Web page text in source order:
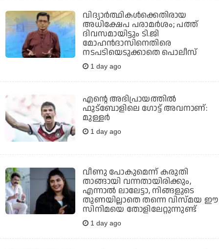
വിദ്യാര്‍ത്ഥികള്‍ക്കെതിരായ
അധിക്ഷേപ പരാമര്‍ശം; പത്ത്
ദിവസമായിട്ടും ടി.ജി
മോഹന്‍ദാസിനെതിരെ
നടപടിയെടുക്കാതെ പൊലീസ്
1 day ago
എന്റെ അഭിപ്രായത്തില്‍
ഫുട്‌ബോളിലെ ഗോട്ട് അവനാണ്:
മുള്ളര്‍
1 day ago
വീണു പോകുമെന്ന് കരുതി
താങ്ങായി വന്നതായിരിക്കും,
എന്നാല്‍ ലാലേട്ടാ, നിങ്ങളുടെ
തുണയില്ലാതെ തന്നെ വിസ്മയ ഈ
സിനിമയെ തോളിലേറ്റുന്നുണ്ട്
1 day ago